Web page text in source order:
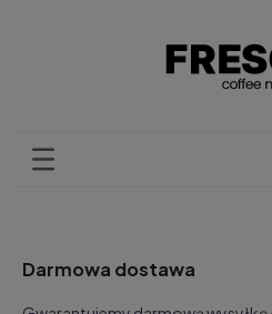
Darmowa dostawa